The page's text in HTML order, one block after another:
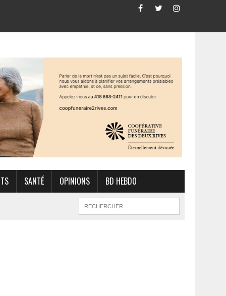
SANTÉ OPINIONS BD HEBDO